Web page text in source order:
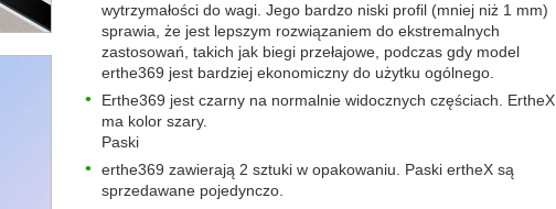
wytrzymałości do wagi. Jego bardzo niski profil (mniej niż 1 mm)
sprawia, że jest lepszym rozwiązaniem do ekstremalnych
zastosowań, takich jak biegi przełajowe, podczas gdy model
erthe369 jest bardziej ekonomiczny do użytku ogólnego.
Erthe369 jest czarny na normalnie widocznych częściach. ErtheX
ma kolor szary.
Paski
erthe369 zawierają 2 sztuki w opakowaniu. Paski ertheX są
sprzedawane pojedynczo.